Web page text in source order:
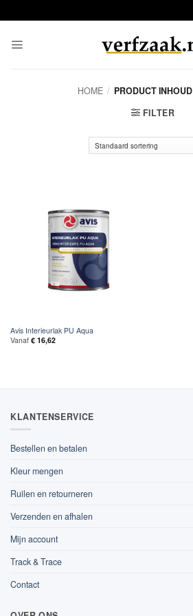
naar
HOME / PRODUCT INHOUD
FILTER
Avis Interieurlak PU Aqua
Vanaf €16,62
KLANTENSERVICE
Bestellen en betalen
Kleur mengen
Ruilen en retourneren
Verzenden en afhalen
Mijn account
Track & Trace
Contact